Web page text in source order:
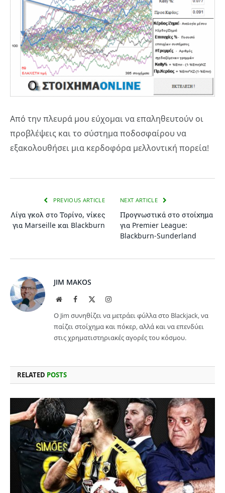
Από την πλευρά μου εύχομαι να επαληθευτούν οι
προβλέψεις και το σύστημα ποδοσφαίρου να
εξακολουθήσει μια κερδοφόρα μελλοντική πορεία!
PREVIOUS ARTICLE
Λίγα γκολ στο Τορίνο, νίκες
για Marseille και Blackburn
NEXT ARTICLE
Προγνωστικά στο στοίχημα
για Premier League:
Blackburn-Sunderland
JIM MAKOS
WebsiteFacebook Instagram
Ο Jim συνηθίζει να μετράει φύλλα στο Blackjack, να
παίζει στοίχημα και πόκερ, αλλά και να επενδύει
στις χρηματιστηριακές αγορές του κόσμου.
RELATED POSTS